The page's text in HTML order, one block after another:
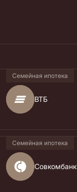
ВТБ
Семейная ипотека
Совкомбанк
Семейная ипотека